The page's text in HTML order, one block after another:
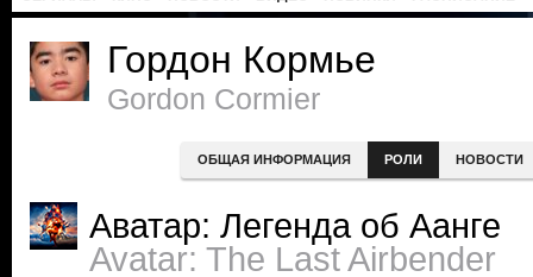
Гордон Кормье
Gordon Cormier
ОБЩАЯ ИНФОРМАЦИЯ РОЛИ НОВОСТИ
Аватар: Легенда об Аанге
Avatar: The Last Airbender